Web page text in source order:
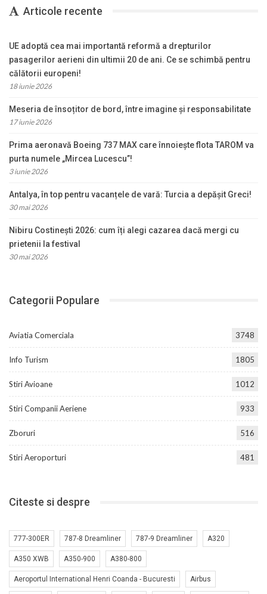
Articole recente
UE adoptă cea mai importantă reformă a drepturilor
pasagerilor aerieni din ultimii 20 de ani. Ce se schimbă pentru
călătorii europeni!
18 iunie 2026
Meseria de însoțitor de bord, între imagine și responsabilitate
17 iunie 2026
Prima aeronavă Boeing 737 MAX care înnoiește flota TAROM va
purta numele „Mircea Lucescu”!
3 iunie 2026
Antalya, în top pentru vacanțele de vară: Turcia a depășit Greci!
30 mai 2026
Nibiru Costinești 2026: cum îți alegi cazarea dacă mergi cu
prietenii la festival
30 mai 2026
Categorii Populare
Aviatia Comerciala 3748
Info Turism 1805
Stiri Avioane 1012
Stiri Companii Aeriene 933
Zboruri 516
Stiri Aeroporturi 481
Citeste si despre
777-300ER 787-8 Dreamliner 787-9 Dreamliner A320
A350 XWB A350-900 A380-800
Aeroportul International Henri Coanda - Bucuresti Airbus